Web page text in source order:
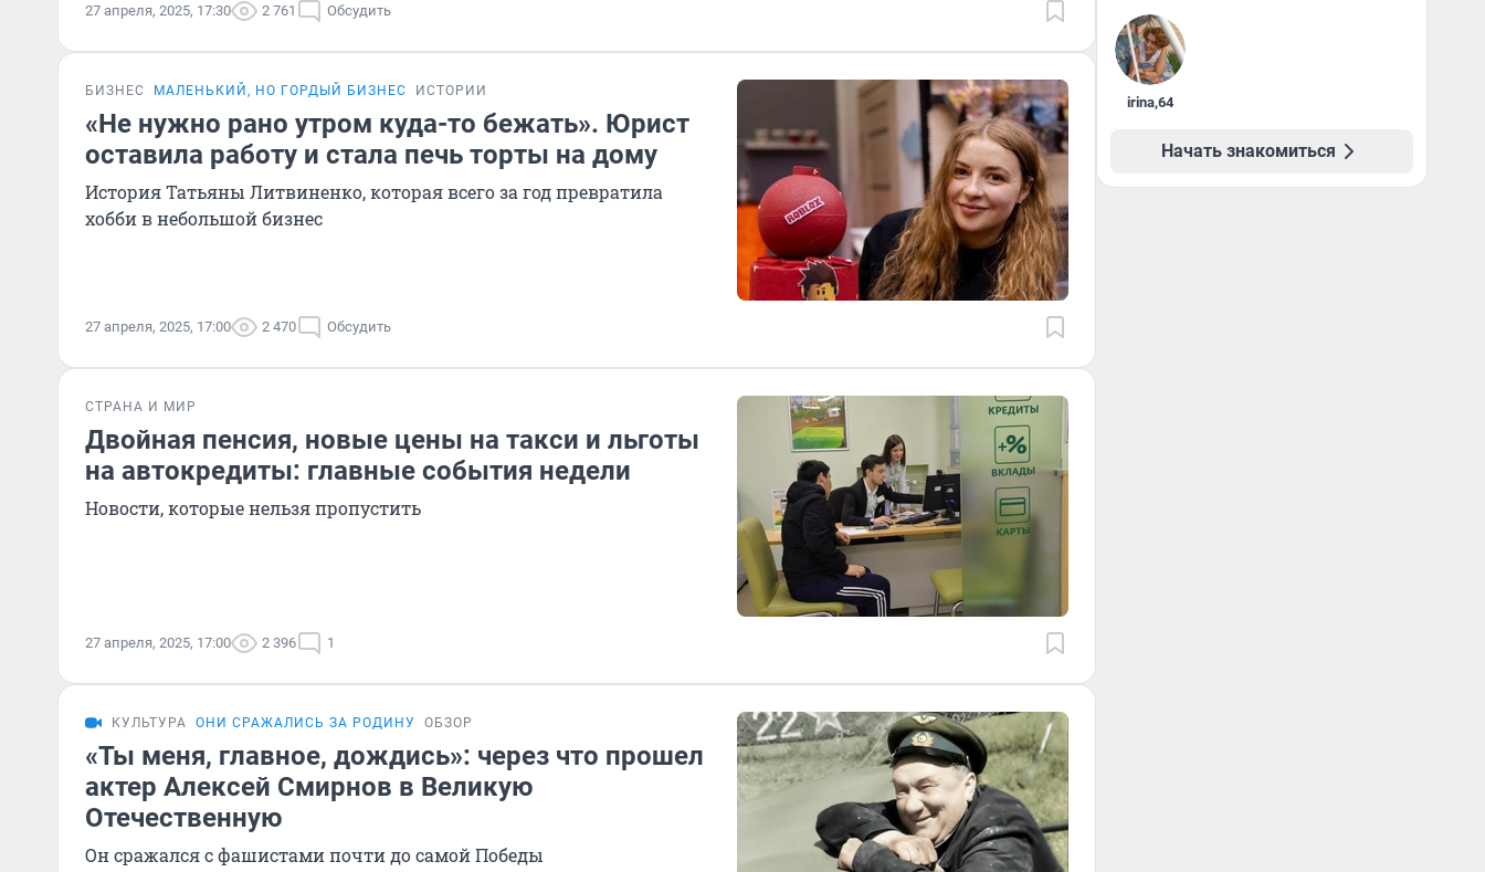
27 апреля, 2025, 17:30 2 761 Обсудить
БИЗНЕС МАЛЕНЬКИЙ, НО ГОРДЫЙ БИЗНЕС ИСТОРИИ
«Не нужно рано утром куда-то бежать». Юрист
оставила работу и стала печь торты на дому
История Татьяны Литвиненко, которая всего за год превратила
хобби в небольшой бизнес
27 апреля, 2025, 17:00 2 470 Обсудить
СТРАНА И МИР
Двойная пенсия, новые цены на такси и льготы
на автокредиты: главные события недели
Новости, которые нельзя пропустить
27 апреля, 2025, 17:00 2 396 1
КУЛЬТУРА ОНИ СРАЖАЛИСЬ ЗА РОДИНУ ОБЗОР
«Ты меня, главное, дождись»: через что прошел
актер Алексей Смирнов в Великую
Отечественную
Он сражался с фашистами почти до самой Победы
irina,64
Начать знакомиться